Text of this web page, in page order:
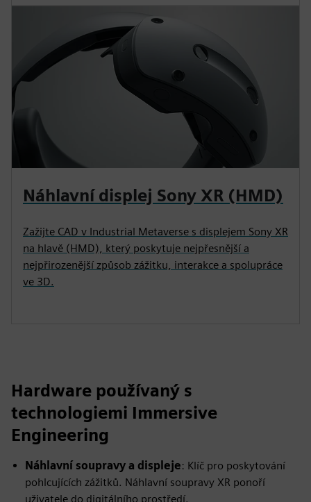
Náhlavní displej Sony XR (HMD)
Zažijte CAD v Industrial Metaverse s displejem Sony XR
na hlavě (HMD), který poskytuje nejpřesnější a
nejpřirozenější způsob zážitku, interakce a spolupráce
ve 3D.
Hardware používaný s
technologiemi Immersive
Engineering
Náhlavní soupravy a displeje: Klíč pro poskytování
pohlcujících zážitků. Náhlavní soupravy XR ponoří
uživatele do digitálního prostředí.